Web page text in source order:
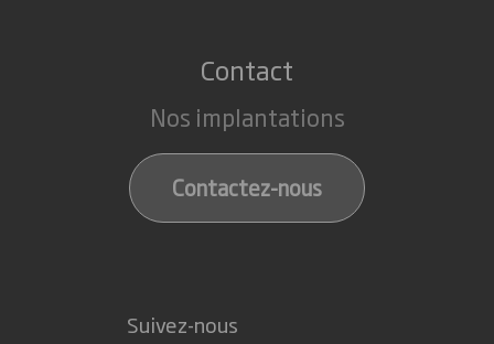
Contact
Nos implantations
Contactez-nous
Suivez-nous